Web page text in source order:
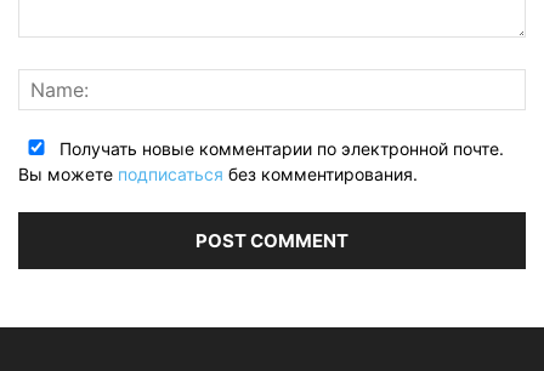
Получать новые комментарии по электронной почте.
Вы можете подписаться без комментирования.